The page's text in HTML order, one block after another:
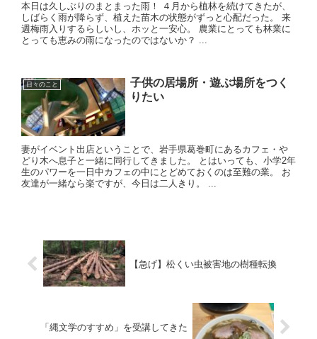
本日は久しぶりのまとまった雨！ ４月から植林を続けてきたが、
しばらく雨が降らず、植えた苗木の状態がずっと心配だった。 来
週梅雨入りするらしいし、ホッと一安心。 農業にとっても林業に
とっても恵みの雨になったのではないか？ ...
日々のこと
子供の居場所・遊ぶ場所をつく
りたい
妻がイベント出店ということで、岩手県葛巻町にあるカフェ・や
どり木へ息子と一緒に同行してきました。 とはいっても、小学2年
生のパワーを一日中カフェの中にとどめておくのは至難の業。 お
友達が一緒なら楽ですが、今日は二人きり。 ...
【急げ】松くい虫被害地の樹種転換
「縄文学のすすめ」を受講してきた